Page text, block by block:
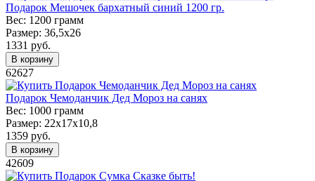
Подарок Мешочек бархатный синий 1200 гр.
Вес: 1200 грамм
Размер: 36,5х26
1331 руб.
В корзину
62627
Подарок Чемоданчик Дед Мороз на санях
Вес: 1000 грамм
Размер: 22x17x10,8
1359 руб.
В корзину
42609